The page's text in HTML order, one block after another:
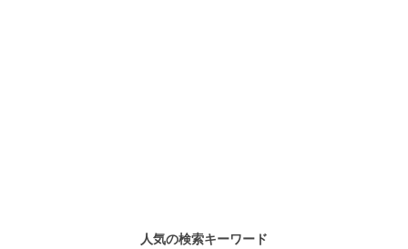
人気の検索キーワード